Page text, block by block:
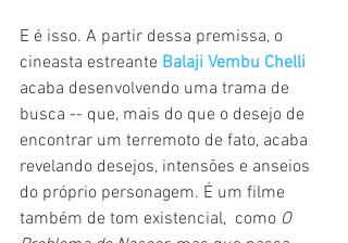
E é isso. A partir dessa premissa, o
cineasta estreante Balaji Vembu Chelli
acaba desenvolvendo uma trama de
busca -- que, mais do que o desejo de
encontrar um terremoto de fato, acaba
revelando desejos, intensões e anseios
do próprio personagem. É um filme
também de tom existencial,  como O